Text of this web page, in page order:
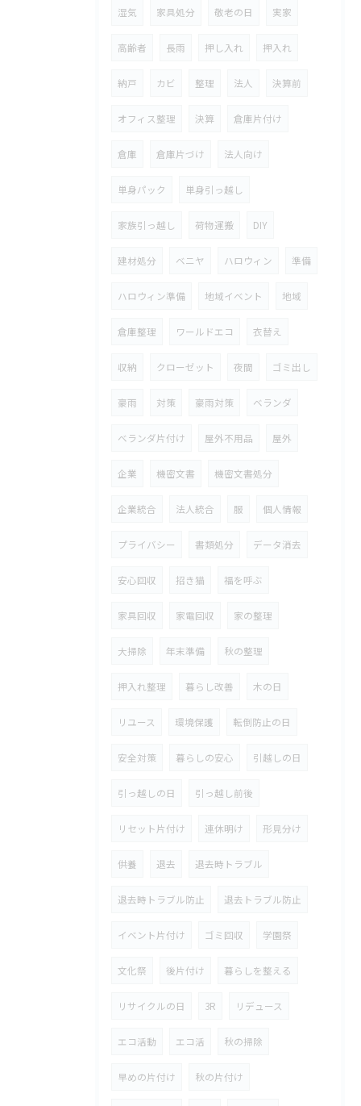
湿気 家具処分 敬老の日 実家
高齢者 長雨 押し入れ 押入れ
納戸 カビ 整理 法人 決算前
オフィス整理 決算 倉庫片付け
倉庫 倉庫片づけ 法人向け
単身パック 単身引っ越し
家族引っ越し 荷物運搬 DIY
建材処分 ベニヤ ハロウィン 準備
ハロウィン準備 地域イベント 地域
倉庫整理 ワールドエコ 衣替え
収納 クローゼット 夜間 ゴミ出し
豪雨 対策 豪雨対策 ベランダ
ベランダ片付け 屋外不用品 屋外
企業 機密文書 機密文書処分
企業統合 法人統合 服 個人情報
プライバシー 書類処分 データ消去
安心回収 招き猫 福を呼ぶ
家具回収 家電回収 家の整理
大掃除 年末準備 秋の整理
押入れ整理 暮らし改善 木の日
リユース 環境保護 転倒防止の日
安全対策 暮らしの安心 引越しの日
引っ越しの日 引っ越し前後
リセット片付け 連休明け 形見分け
供養 退去 退去時トラブル
退去時トラブル防止 退去トラブル防止
イベント片付け ゴミ回収 学園祭
文化祭 後片付け 暮らしを整える
リサイクルの日 3R リデュース
エコ活動 エコ活 秋の掃除
早めの片付け 秋の片付け